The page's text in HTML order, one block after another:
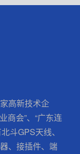
高新技术企
商会”、“广东连
斗GPS天线、
、接插件、端